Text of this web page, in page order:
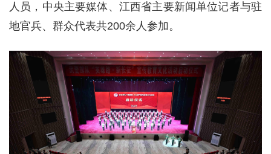
人员，中央主要媒体、江西省主要新闻单位记者与驻
地官兵、群众代表共200余人参加。